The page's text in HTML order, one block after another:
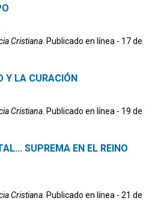
Cristiana . Publicado en línea - 17 de
Y LA CURACIÓN
Cristiana . Publicado en línea - 19 de
SUPREMA EN EL REINO
Cristiana . Publicado en línea - 21 de